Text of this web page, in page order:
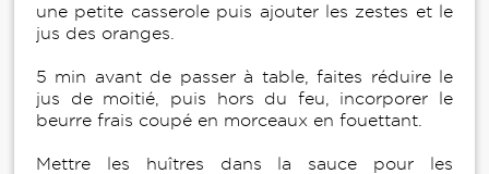
une petite casserole puis ajouter les zestes et le
jus des oranges.
5 min avant de passer à table, faites réduire le
jus de moitié, puis hors du feu, incorporer le
beurre frais coupé en morceaux en fouettant.
Mettre les huîtres dans la sauce pour les